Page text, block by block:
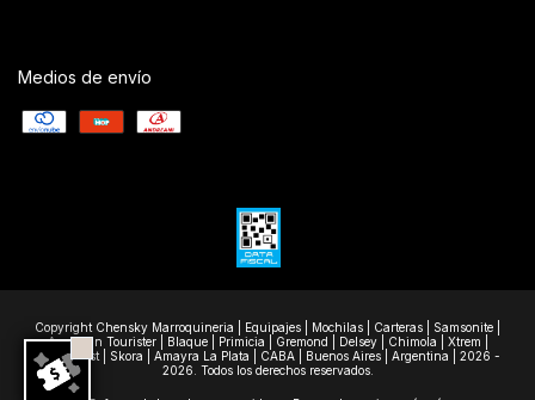
Medios de envío
Copyright Chensky Marroquineria | Equipajes | Mochilas | Carteras | Samsonite |
American Tourister | Blaque | Primicia | Gremond | Delsey | Chimola | Xtrem |
Wanderlast | Skora | Amayra La Plata | CABA | Buenos Aires | Argentina | 2026 -
2026. Todos los derechos reservados.